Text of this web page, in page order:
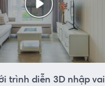
trình diễn 3D nhập vai